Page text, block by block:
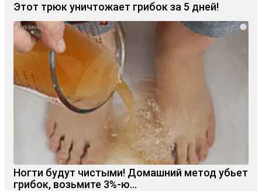
Этот трюк уничтожает грибок за 5 дней!
i
Ногти будут чистыми! Домашний метод убьет
грибок, возьмите 3%-ю…